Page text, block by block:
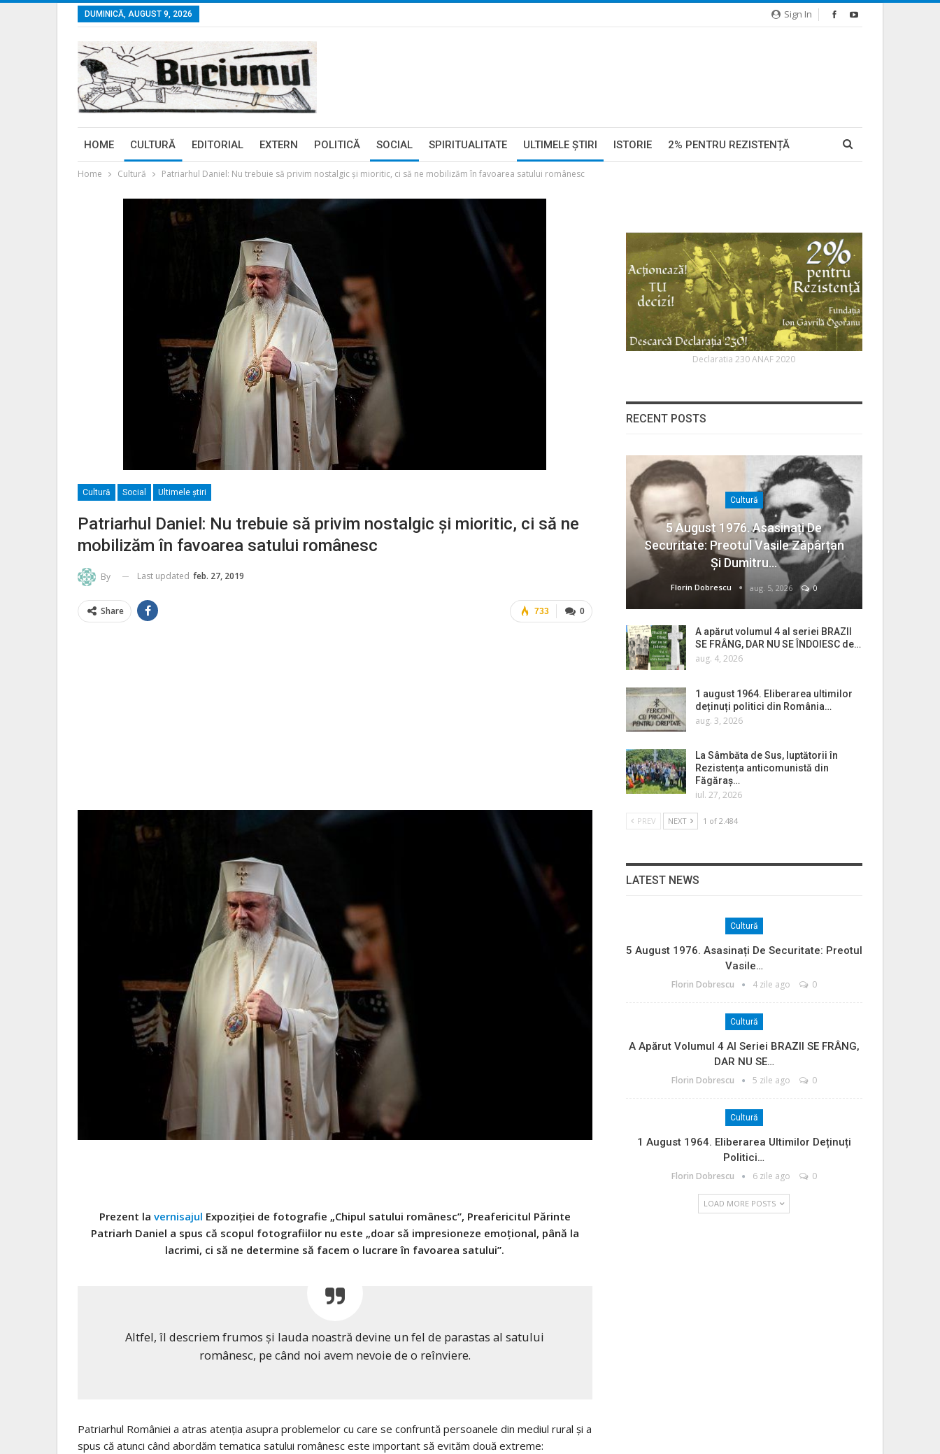
Sign In
DUMINICĂ, AUGUST 9, 2026
HOME CULTURĂ EDITORIAL EXTERN POLITICĂ SOCIAL SPIRITUALITATE ULTIMELE ŞTIRI ISTORIE 2% PENTRU REZISTENȚĂ
Home Cultură Patriarhul Daniel: Nu trebuie să privim nostalgic şi mioritic, ci să ne mobilizăm în favoarea satului românesc
Cultură Social Ultimele ştiri
Patriarhul Daniel: Nu trebuie să privim nostalgic şi mioritic, ci să ne
mobilizăm în favoarea satului românesc
By Last updated feb. 27, 2019
0
733
Share
Prezent la vernisajul Expoziției de fotografie „Chipul satului românesc”, Preafericitul Părinte
Patriarh Daniel a spus că scopul fotografiilor nu este „doar să impresioneze emoțional, până la
lacrimi, ci să ne determine să facem o lucrare în favoarea satului”.
Altfel, îl descriem frumos și lauda noastră devine un fel de parastas al satului
românesc, pe când noi avem nevoie de o reînviere.
Patriarhul României a atras atenția asupra problemelor cu care se confruntă persoanele din mediul rural și a
spus că atunci când abordăm tematica satului românesc este important să evităm două extreme:
Declaratia 230 ANAF 2020
RECENT POSTS
Cultură
5 August 1976. Asasinați De
Securitate: Preotul Vasile Zăpârțan
Și Dumitru…
Florin Dobrescu aug. 5, 2026 0
A apărut volumul 4 al seriei BRAZII
SE FRÂNG, DAR NU SE ÎNDOIESC de…
aug. 4, 2026
1 august 1964. Eliberarea ultimilor
deținuți politici din România…
aug. 3, 2026
La Sâmbăta de Sus, luptătorii în
Rezistența anticomunistă din
Făgăraș…
iul. 27, 2026
PREV NEXT 1 of 2.484
LATEST NEWS
Cultură
5 August 1976. Asasinați De Securitate: Preotul
Vasile…
Florin Dobrescu 4 zile ago 0
Cultură
A Apărut Volumul 4 Al Seriei BRAZII SE FRÂNG,
DAR NU SE…
Florin Dobrescu 5 zile ago 0
Cultură
1 August 1964. Eliberarea Ultimilor Deținuți
Politici…
Florin Dobrescu 6 zile ago 0
LOAD MORE POSTS